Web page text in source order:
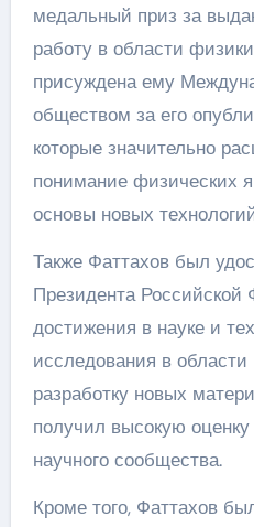
медальный приз за
работу в области
присуждена ему
обществом за его
которые значительно
понимание физических
основы новых
Также Фаттахов был
Президента Российской
достижения в науке и
исследования в области
разработку новых
получил высокую
научного сообщества.
Кроме того, Фаттахов